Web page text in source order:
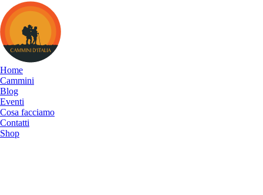
Cammini
d&#039;Italia
Home
Cammini
Blog
Eventi
Cosa facciamo
Contatti
Shop